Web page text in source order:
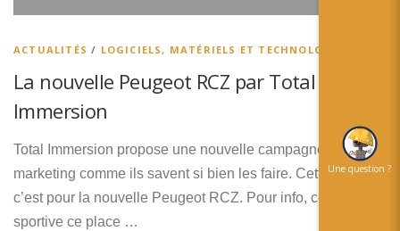
Español
ACTUALITÉS / LOGICIELS, MATÉRIELS ET TECHNOLOGIES
La nouvelle Peugeot RCZ par Total
Immersion
Total Immersion propose une nouvelle campagne de
marketing comme ils savent si bien les faire. Cette fois ci,
c’est pour la nouvelle Peugeot RCZ. Pour info, cette
sportive ce place …
Une question ?